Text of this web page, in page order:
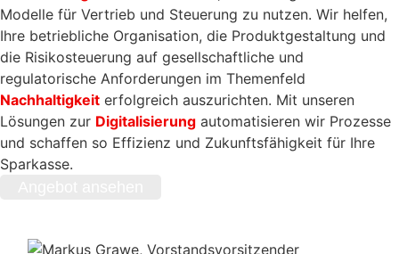
Modelle für Vertrieb und Steuerung zu nutzen. Wir helfen,
Ihre betriebliche Organisation, die Produktgestaltung und
die Risikosteuerung auf gesellschaftliche und
regulatorische Anforderungen im Themenfeld
Nachhaltigkeit erfolgreich auszurichten. Mit unseren
Lösungen zur Digitalisierung automatisieren wir Prozesse
und schaffen so Effizienz und Zukunftsfähigkeit für Ihre
Sparkasse.